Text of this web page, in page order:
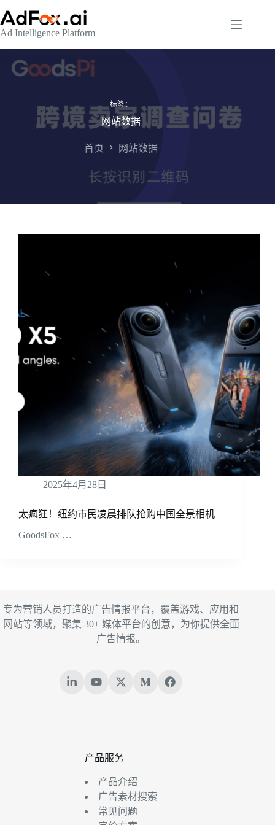
至
内
容
Ad Intelligence Platform
标签：
网站数据
首页 网站数据
2025年4月28日
太疯狂！纽约市民凌晨排队抢购中国全景相机
GoodsFox …
专为营销人员打造的广告情报平台，覆盖游戏、应用和
网站等领域，聚集 30+ 媒体平台的创意，为你提供全面
广告情报。
产品服务
产品介绍
广告素材搜索
常见问题